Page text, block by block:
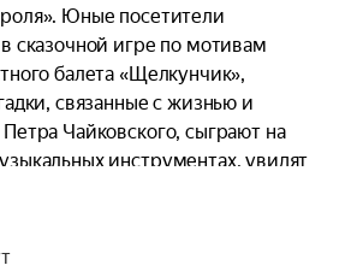
Юные посетители
сказочной игре по мотивам
балета «Щелкунчик»,
связанные с жизнью и
Чайковского, сыграют на
инструментах, увидят
музыкальный
страны — феей Драже.